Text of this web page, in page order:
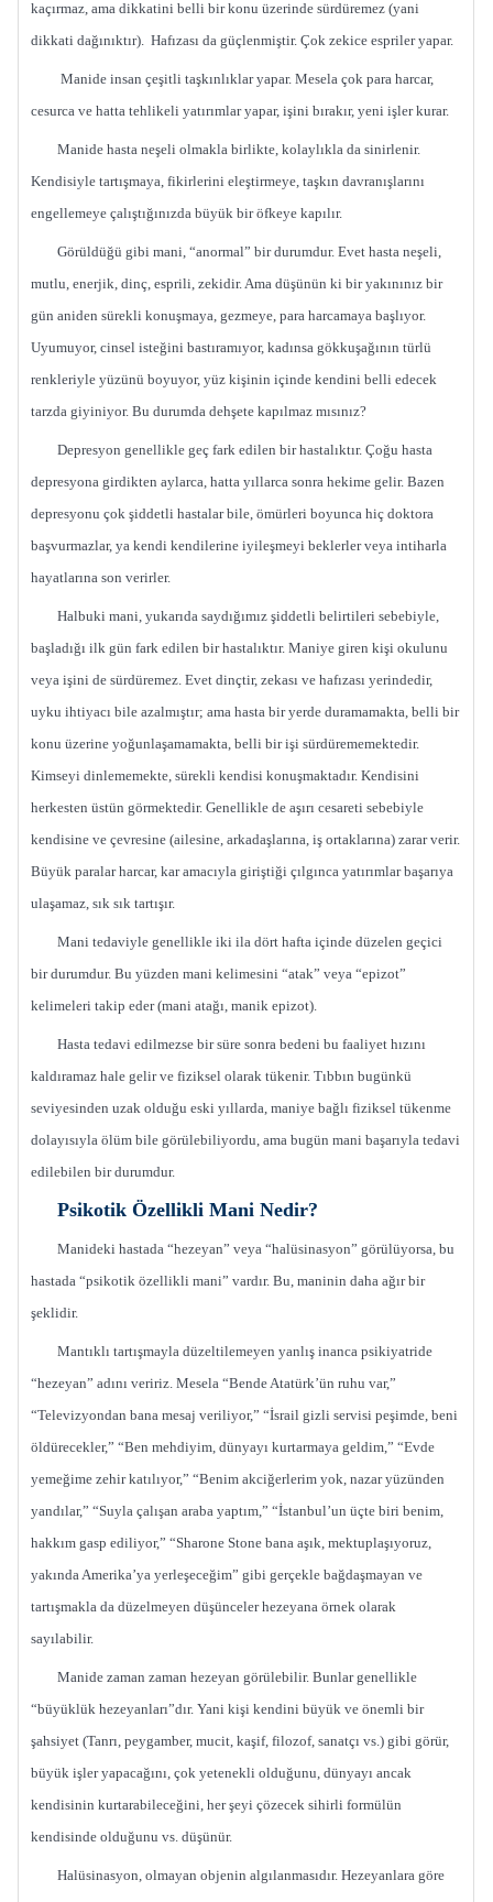
kaçırmaz, ama dikkatini belli bir konu üzerinde sürdüremez (yani
dikkati dağınıktır). Hafızası da güçlenmiştir. Çok zekice espriler yapar.
Manide insan çeşitli taşkınlıklar yapar. Mesela çok para harcar,
cesurca ve hatta tehlikeli yatırımlar yapar, işini bırakır, yeni işler kurar.
Manide hasta neşeli olmakla birlikte, kolaylıkla da sinirlenir.
Kendisiyle tartışmaya, fikirlerini eleştirmeye, taşkın davranışlarını
engellemeye çalıştığınızda büyük bir öfkeye kapılır.
Görüldüğü gibi mani, “anormal” bir durumdur. Evet hasta neşeli,
mutlu, enerjik, dinç, esprili, zekidir. Ama düşünün ki bir yakınınız bir
gün aniden sürekli konuşmaya, gezmeye, para harcamaya başlıyor.
Uyumuyor, cinsel isteğini bastıramıyor, kadınsa gökkuşağının türlü
renkleriyle yüzünü boyuyor, yüz kişinin içinde kendini belli edecek
tarzda giyiniyor. Bu durumda dehşete kapılmaz mısınız?
Depresyon genellikle geç fark edilen bir hastalıktır. Çoğu hasta
depresyona girdikten aylarca, hatta yıllarca sonra hekime gelir. Bazen
depresyonu çok şiddetli hastalar bile, ömürleri boyunca hiç doktora
başvurmazlar, ya kendi kendilerine iyileşmeyi beklerler veya intiharla
hayatlarına son verirler.
Halbuki mani, yukarıda saydığımız şiddetli belirtileri sebebiyle,
başladığı ilk gün fark edilen bir hastalıktır. Maniye giren kişi okulunu
veya işini de sürdüremez. Evet dinçtir, zekası ve hafızası yerindedir,
uyku ihtiyacı bile azalmıştır; ama hasta bir yerde duramamakta, belli bir
konu üzerine yoğunlaşamamakta, belli bir işi sürdürememektedir.
Kimseyi dinlememekte, sürekli kendisi konuşmaktadır. Kendisini
herkesten üstün görmektedir. Genellikle de aşırı cesareti sebebiyle
kendisine ve çevresine (ailesine, arkadaşlarına, iş ortaklarına) zarar verir.
Büyük paralar harcar, kar amacıyla giriştiği çılgınca yatırımlar başarıya
ulaşamaz, sık sık tartışır.
Mani tedaviyle genellikle iki ila dört hafta içinde düzelen geçici
bir durumdur. Bu yüzden mani kelimesini “atak” veya “epizot”
kelimeleri takip eder (mani atağı, manik epizot).
Hasta tedavi edilmezse bir süre sonra bedeni bu faaliyet hızını
kaldıramaz hale gelir ve fiziksel olarak tükenir. Tıbbın bugünkü
seviyesinden uzak olduğu eski yıllarda, maniye bağlı fiziksel tükenme
dolayısıyla ölüm bile görülebiliyordu, ama bugün mani başarıyla tedavi
edilebilen bir durumdur.
Psikotik Özellikli Mani Nedir?
Manideki hastada “hezeyan” veya “halüsinasyon” görülüyorsa, bu
hastada “psikotik özellikli mani” vardır. Bu, maninin daha ağır bir
şeklidir.
Mantıklı tartışmayla düzeltilemeyen yanlış inanca psikiyatride
“hezeyan” adını veririz. Mesela “Bende Atatürk’ün ruhu var,”
“Televizyondan bana mesaj veriliyor,” “İsrail gizli servisi peşimde, beni
öldürecekler,” “Ben mehdiyim, dünyayı kurtarmaya geldim,” “Evde
yemeğime zehir katılıyor,” “Benim akciğerlerim yok, nazar yüzünden
yandılar,” “Suyla çalışan araba yaptım,” “İstanbul’un üçte biri benim,
hakkım gasp ediliyor,” “Sharone Stone bana aşık, mektuplaşıyoruz,
yakında Amerika’ya yerleşeceğim” gibi gerçekle bağdaşmayan ve
tartışmakla da düzelmeyen düşünceler hezeyana örnek olarak
sayılabilir.
Manide zaman zaman hezeyan görülebilir. Bunlar genellikle
“büyüklük hezeyanları”dır. Yani kişi kendini büyük ve önemli bir
şahsiyet (Tanrı, peygamber, mucit, kaşif, filozof, sanatçı vs.) gibi görür,
büyük işler yapacağını, çok yetenekli olduğunu, dünyayı ancak
kendisinin kurtarabileceğini, her şeyi çözecek sihirli formülün
kendisinde olduğunu vs. düşünür.
Halüsinasyon, olmayan objenin algılanmasıdır. Hezeyanlara göre